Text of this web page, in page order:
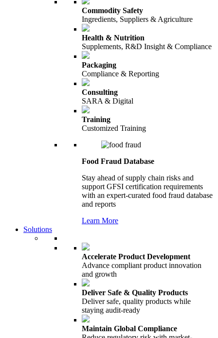
Commodity Safety
Ingredients, Suppliers & Agriculture
Health & Nutrition
Supplements, R&D Insight & Compliance
Packaging
Compliance & Reporting
Consulting
SARA & Digital
Training
Customized Training
Food Fraud Database
Stay ahead of supply chain risks and
support GFSI certification requirements
with an expert-curated food fraud database
and reports
Learn More
Solutions
Accelerate Product Development
Advance compliant product innovation
and growth
Deliver Safe & Quality Products
Deliver safe, quality products while
staying audit-ready
Maintain Global Compliance